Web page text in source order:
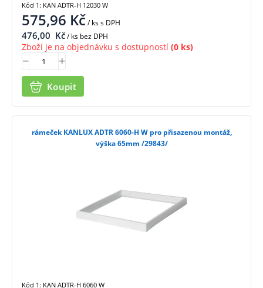
575,96 Kč/ kss DPH
476,00 Kč/ ks bez DPH
Zboží je na objednávku s dostupností (0 ks)
Koupit
Kód 1: KAN ADTR-H 12030 W
rámeček KANLUX ADTR 6060-H W pro přisazenou montáž,
výška 65mm /29843/
Kód 1: KAN ADTR-H 6060 W